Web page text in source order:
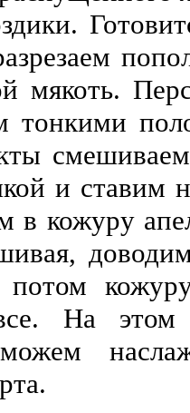
мякоть.
тонкими
и ставим
в кожуру
На этом